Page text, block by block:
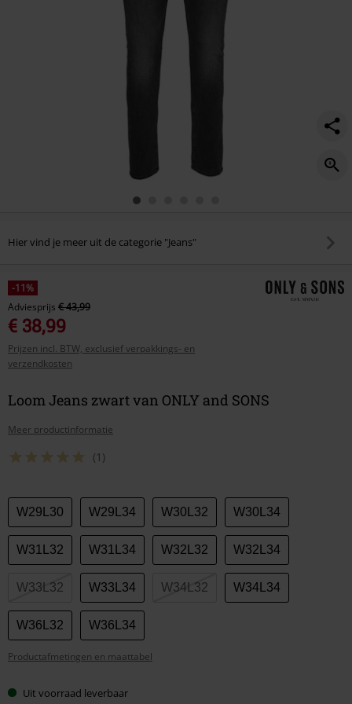
Hier vind je meer uit de categorie "Jeans"
-11%
Adviesprijs € 43,99
€ 38,99
Prijzen incl. BTW, exclusief verpakkings- en
verzendkosten
Loom Jeans zwart van ONLY and SONS
Meer productinformatie
(1)
Kies
je
maat
W29L30 W29L34 W30L32 W30L34
W31L32 W31L34 W32L32 W32L34
W33L32 W33L34 W34L32 W34L34
W36L32 W36L34
Productafmetingen en maattabel
Uit voorraad leverbaar